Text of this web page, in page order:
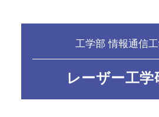
工学部 情報通信
レーザー工学